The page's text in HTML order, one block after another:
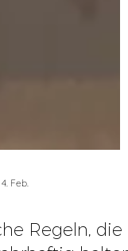
4. Feb.